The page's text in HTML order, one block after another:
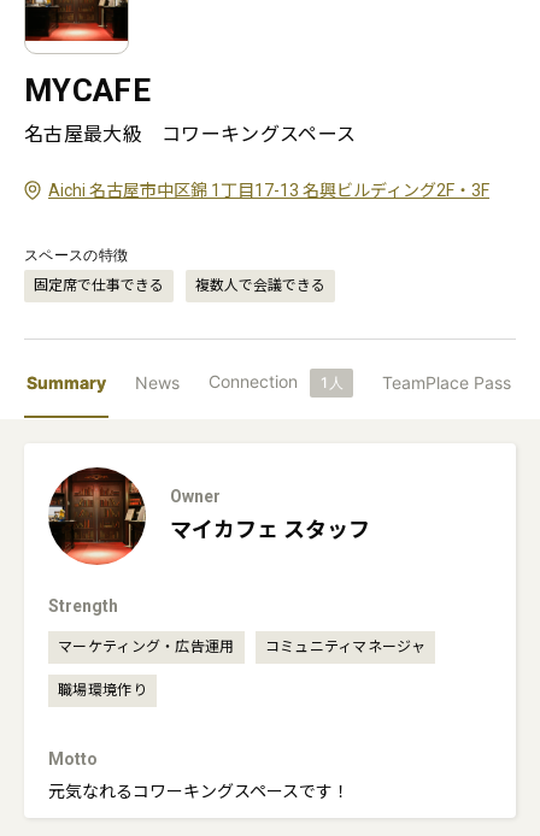
MYCAFE
名古屋最大級　コワーキングスペース
Aichi 名古屋市中区錦 1丁目17-13 名興ビルディング2F・3F
スペースの特徴
固定席で仕事できる 複数人で会議できる
Summary News Connection 1 人 TeamPlace Pass
Owner
マイカフェ スタッフ
Strength
マーケティング・広告運用 コミュニティマネージャ
職場環境作り
Motto
元気なれるコワーキングスペースです！